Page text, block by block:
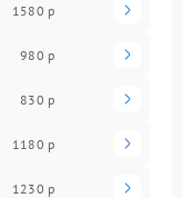
1580 р
980 р
830 р
1180 р
1230 р